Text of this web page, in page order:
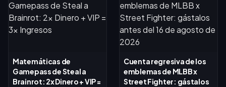
Matemáticas de
Gamepass de Steal a
Brainrot: 2x Dinero + VIP =
Cuenta regresiva de los
emblemas de MLBB x
Street Fighter: gástalos